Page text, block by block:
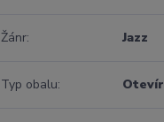
Žánr Jazz
Typ obalu